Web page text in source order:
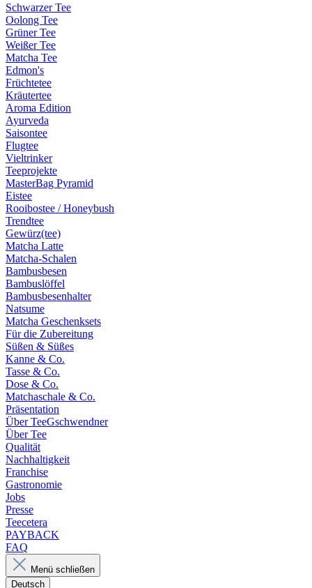
Schwarzer Tee
Oolong Tee
Grüner Tee
Weißer Tee
Matcha Tee
Edmon's
Früchtetee
Kräutertee
Aroma Edition
Ayurveda
Saisontee
Flugtee
Vieltrinker
Teeprojekte
MasterBag Pyramid
Eistee
Rooibostee / Honeybush
Trendtee
Gewürz(tee)
Matcha Latte
Matcha-Schalen
Bambusbesen
Bambuslöffel
Bambusbesenhalter
Natsume
Matcha Geschenksets
Für die Zubereitung
Süßen & Süßes
Kanne & Co.
Tasse & Co.
Dose & Co.
Matchaschale & Co.
Präsentation
Über TeeGschwendner
Über Tee
Qualität
Nachhaltigkeit
Franchise
Gastronomie
Jobs
Presse
Teecetera
PAYBACK
FAQ
Menü schließen
Deutsch